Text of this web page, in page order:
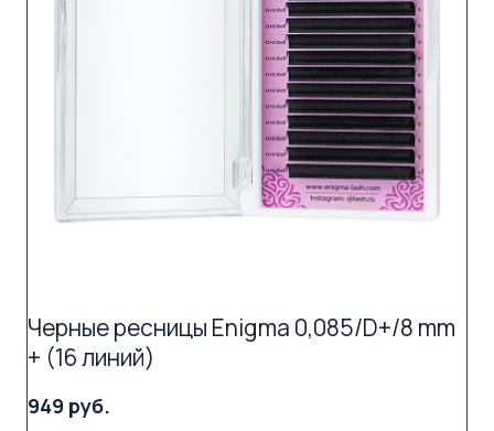
Черные ресницы Enigma 0,085/D+/8 mm
+ (16 линий)
949 руб.